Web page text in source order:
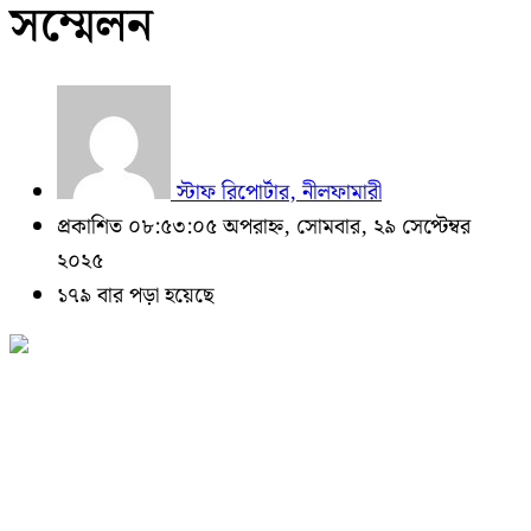
সম্মেলন
স্টাফ রিপোর্টার, নীলফামারী
প্রকাশিত ০৮:৫৩:০৫ অপরাহ্ন, সোমবার, ২৯ সেপ্টেম্বর
২০২৫
১৭৯ বার পড়া হয়েছে